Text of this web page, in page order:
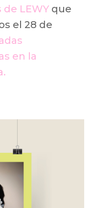
LEWYque
el 28 de
en la